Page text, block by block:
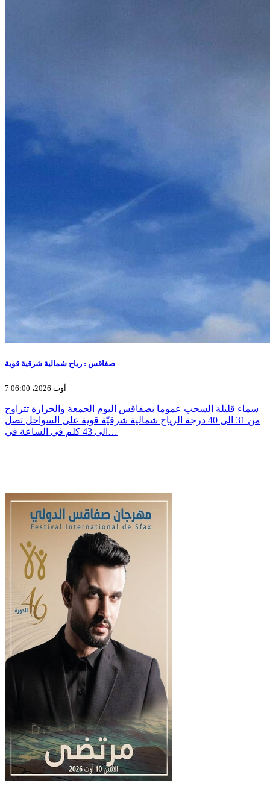
صفاقس : رياح شمالية شرقية قوية
7 أوت 2026، 06:00
سماء قليلة السحب عموما بصفاقس اليوم الجمعة والحرارة تتراوح
من 31 الى 40 درجة الرياح شمالية شرقيّة قوية على السواحل تصل
الى 43 كلم في الساعة في…